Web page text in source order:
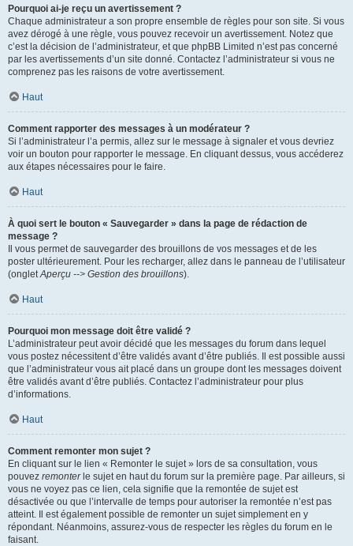
Pourquoi ai-je reçu un avertissement ?
Chaque administrateur a son propre ensemble de règles pour son site. Si vous
avez dérogé à une règle, vous pouvez recevoir un avertissement. Notez que
c’est la décision de l’administrateur, et que phpBB Limited n’est pas concerné
par les avertissements d’un site donné. Contactez l’administrateur si vous ne
comprenez pas les raisons de votre avertissement.
Haut
Comment rapporter des messages à un modérateur ?
Si l’administrateur l’a permis, allez sur le message à signaler et vous devriez
voir un bouton pour rapporter le message. En cliquant dessus, vous accéderez
aux étapes nécessaires pour le faire.
Haut
À quoi sert le bouton « Sauvegarder » dans la page de rédaction de
message ?
Il vous permet de sauvegarder des brouillons de vos messages et de les
poster ultérieurement. Pour les recharger, allez dans le panneau de l’utilisateur
(ongletAperçu --> Gestion des brouillons).
Haut
Pourquoi mon message doit être validé ?
L’administrateur peut avoir décidé que les messages du forum dans lequel
vous postez nécessitent d’être validés avant d’être publiés. Il est possible aussi
que l’administrateur vous ait placé dans un groupe dont les messages doivent
être validés avant d’être publiés. Contactez l’administrateur pour plus
d’informations.
Haut
Comment remonter mon sujet ?
En cliquant sur le lien « Remonter le sujet » lors de sa consultation, vous
pouvez remonterle sujet en haut du forum sur la première page. Par ailleurs, si
vous ne voyez pas ce lien, cela signifie que la remontée de sujet est
désactivée ou que l’intervalle de temps pour autoriser la remontée n’est pas
atteint. Il est également possible de remonter un sujet simplement en y
répondant. Néanmoins, assurez-vous de respecter les règles du forum en le
faisant.